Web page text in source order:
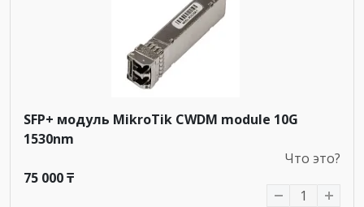
SFP+ модуль MikroTik CWDM module 10G
1530nm
Что это?
75 000 ₸